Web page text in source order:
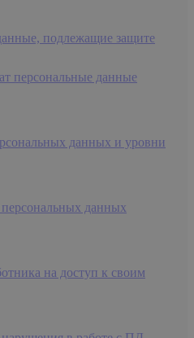
подлежащие защите
персональные данные
данных и уровни
данных
на доступ к своим